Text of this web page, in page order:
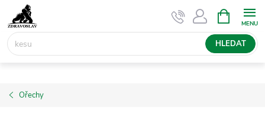
na
obsah
HLEDAT
NÁKUPNÍ
KOŠÍK
Ořechy